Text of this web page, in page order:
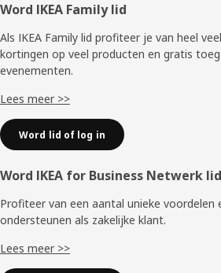
Voettekst
Word IKEA Family lid
Als IKEA Family lid profiteer je van heel
kortingen op veel producten en gratis
evenementen.
Lees meer >>
Word lid of log in
Word IKEA for Business Netwerk lid
Profiteer van een aantal unieke voordelen
ondersteunen als zakelijke klant.
Lees meer >>